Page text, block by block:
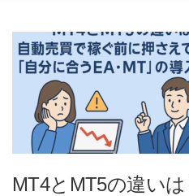
MT4とMT5の違い